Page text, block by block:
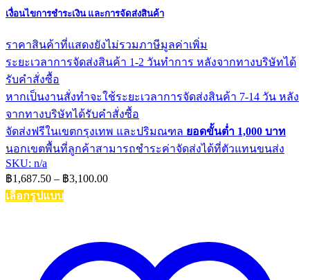
เงื่อนไขการชำระเงิน และการจัดส่งสินค้า
ราคาสินค้าที่แสดงยังไม่รวมภาษีมูลค่าเพิ่ม
ระยะเวลาการจัดส่งสินค้า 1-2 วันทำการ หลังจากทางบริษัทได้
รับคำสั่งซื้อ
หากเป็นงานสั่งทำจะใช้ระยะเวลาการจัดส่งสินค้า 7-14 วัน หลัง
จากทางบริษัทได้รับคำสั่งซื้อ
จัดส่งฟรีในเขตกรุงเทพ และปริมณฑล ยอดขั้นต่ำ 1,000 บาท
นอกเขตพื้นที่ลูกค้าสามารถชำระค่าจัดส่งได้ที่ตัวแทนขนส่ง
SKU: n/a
฿1,687.50 – ฿3,100.00Price
เลือกรูปแบบ